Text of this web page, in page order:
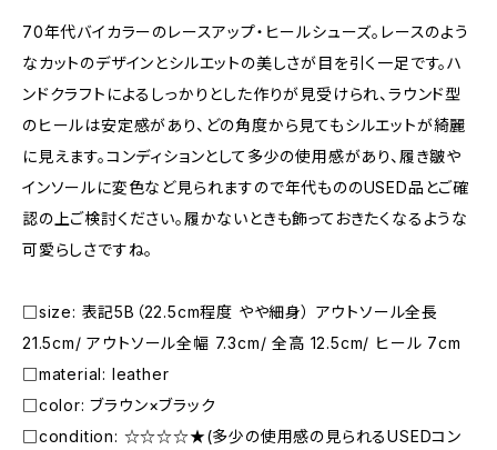
70年代バイカラーのレースアップ・ヒールシューズ。レースのよう
なカットのデザインとシルエットの美しさが目を引く一足です。ハ
ンドクラフトによるしっかりとした作りが見受けられ、ラウンド型
のヒールは安定感があり、どの角度から見てもシルエットが綺麗
に見えます。コンディションとして多少の使用感があり、履き皺や
インソールに変色など見られますので年代もののUSED品とご確
認の上ご検討ください。履かないときも飾っておきたくなるような
可愛らしさですね。
□size: 表記5B（22.5cm程度 やや細身） アウトソール全長
21.5cm/ アウトソール全幅 7.3cm/ 全高 12.5cm/ ヒール 7cm
□material: leather
□color: ブラウン×ブラック
□condition: ☆☆☆☆★(多少の使用感の見られるUSEDコン